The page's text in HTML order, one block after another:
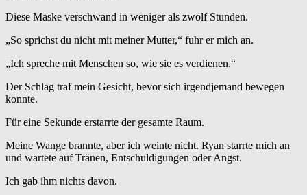
Diese Maske verschwand in weniger als zwölf Stunden.
„So sprichst du nicht mit meiner Mutter,“ fuhr er mich an.
„Ich spreche mit Menschen so, wie sie es verdienen.“
Der Schlag traf mein Gesicht, bevor sich irgendjemand bewegen
konnte.
Für eine Sekunde erstarrte der gesamte Raum.
Meine Wange brannte, aber ich weinte nicht. Ryan starrte mich an
und wartete auf Tränen, Entschuldigungen oder Angst.
Ich gab ihm nichts davon.